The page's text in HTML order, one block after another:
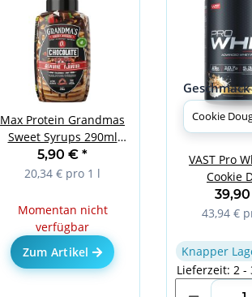
Max Protein Grandmas
Sweet Syrups 290ml
Chocolate
5,90 € *
20,34 € pro 1 l
Momentan nicht
verfügbar
Zum Artikel
Geschmack
VAST Pro
Cookie
43,94 €
Knapper
Lieferzeit: 2 -